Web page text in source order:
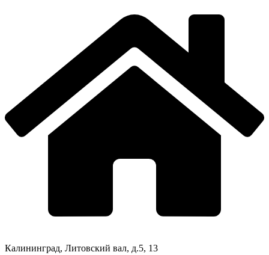
Калининград, Литовский вал, д.5, 13